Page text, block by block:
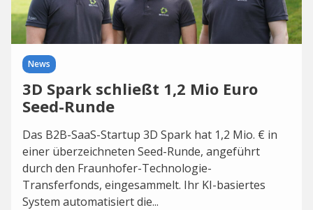
News
3D Spark schließt 1,2 Mio Euro
Seed-Runde
Das B2B-SaaS-Startup 3D Spark hat 1,2 Mio. € in
einer überzeichneten Seed-Runde, angeführt
durch den Fraunhofer-Technologie-
Transferfonds, eingesammelt. Ihr KI-basiertes
System automatisiert die...